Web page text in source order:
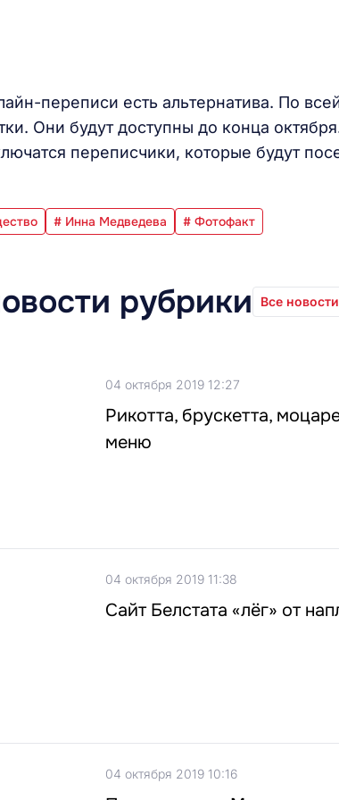
переписи есть альтернатива. По
Они будут доступны до конца
переписчики, которые будут
# Инна Медведева # Фотофакт
рубрики Все новости
04 октября 2019 12:27
Рикотта, брускетта,
меню
04 октября 2019 11:38
Сайт Белстата «лёг» от
04 октября 2019 10:16